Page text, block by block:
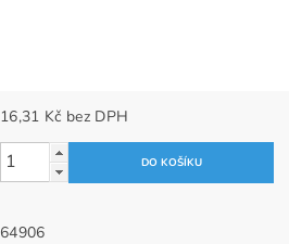
16,31 Kč bez DPH
64906